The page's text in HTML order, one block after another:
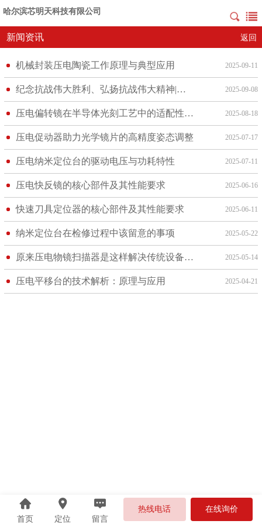
哈尔滨芯明天科技有限公司
新闻资讯 返回
机械封装压电陶瓷工作原理与典型应用 2025-09-11
纪念抗战伟大胜利、弘扬抗战伟大精神|芯明天公司组织员工观看“九三阅兵式” 2025-09-08
压电偏转镜在半导体光刻工艺中的适配性分析 2025-08-18
压电促动器助力光学镜片的高精度姿态调整 2025-07-17
压电纳米定位台的驱动电压与功耗特性 2025-07-11
压电快反镜的核心部件及其性能要求 2025-06-16
快速刀具定位器的核心部件及其性能要求 2025-06-11
纳米定位台在检修过程中该留意的事项 2025-05-22
原来压电物镜扫描器是这样解决传统设备弊端的！ 2025-05-14
压电平移台的技术解析：原理与应用 2025-04-21
首页 定位 留言
热线电话 在线询价